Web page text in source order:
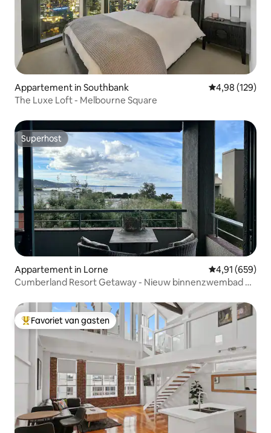
Appartement in Southbank Gemiddelde
4,98 (129)
The Luxe Loft - Melbourne Square
Superhost
Superhost
Appartement in Lorne Gemiddelde
4,91 (659)
Cumberland Resort Getaway - Nieuw binnenzwembad en
Topfavoriet van gasten
Favoriet van gasten